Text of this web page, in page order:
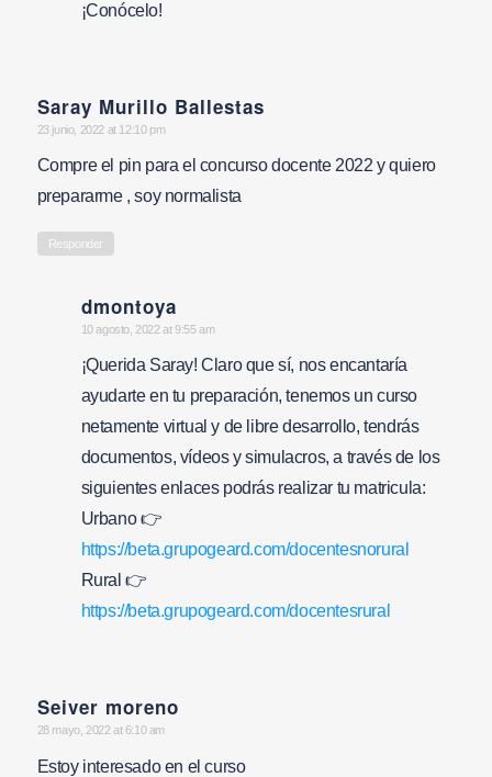
¡Conócelo!
Saray Murillo Ballestas
says:
23 junio, 2022 at 12:10 pm
Compre el pin para el concurso docente 2022 y quiero
prepararme , soy normalista
Responder
dmontoya
says:
10 agosto, 2022 at 9:55 am
¡Querida Saray! Claro que sí, nos encantaría
ayudarte en tu preparación, tenemos un curso
netamente virtual y de libre desarrollo, tendrás
documentos, vídeos y simulacros, a través de los
siguientes enlaces podrás realizar tu matricula:
Urbano 👉
https://beta.grupogeard.com/docentesnorural
Rural 👉
https://beta.grupogeard.com/docentesrural
Seiver moreno
says:
28 mayo, 2022 at 6:10 am
Estoy interesado en el curso